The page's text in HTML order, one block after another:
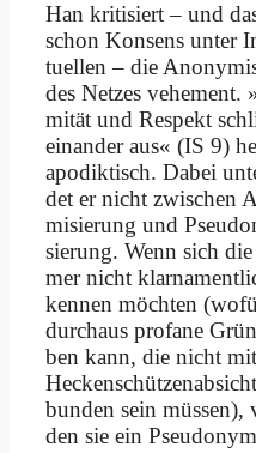
Han kri­ti­siert – und
schon Kon­sens un­ter
tu­el­len – die
des Net­zes
mi­tät und Re­spekt
ein­an­der aus« (IS 9)
apo­dik­tisch. Da­bei
det er nicht zwi­schen
mi­sie­rung und
sierung. Wenn sich
mer nicht
ken­nen möch­ten
durch­aus pro­fa­ne
ben kann, die nicht mit
bun­den sein
den sie ein